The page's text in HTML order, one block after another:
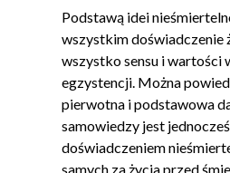
Podstawą idei
wszystkim doświadczenie
wszystko sensu i wartości
egzystencji. Można
pierwotna i podstawowa
samowiedzy jest
doświadczeniem
samych za życia przed